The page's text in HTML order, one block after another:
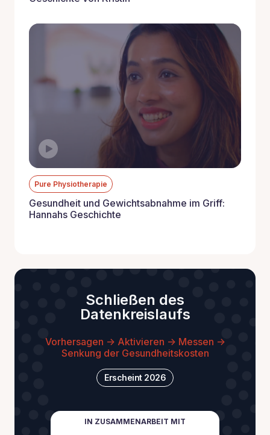
Pure Physiotherapie
Gesundheit und Gewichtsabnahme im Griff:
Hannahs Geschichte
Schließen des
Datenkreislaufs
Vorhersagen -> Aktivieren -> Messen ->
Senkung der Gesundheitskosten
Erscheint 2026
IN ZUSAMMENARBEIT MIT